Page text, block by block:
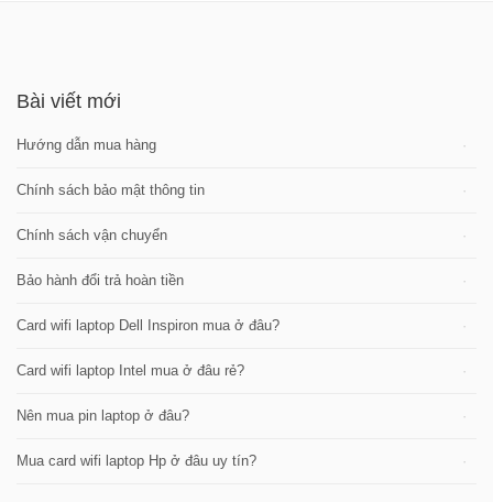
Bài viết mới
Hướng dẫn mua hàng
Chính sách bảo mật thông tin
Chính sách vận chuyển
Bảo hành đổi trả hoàn tiền
Card wifi laptop Dell Inspiron mua ở đâu?
Card wifi laptop Intel mua ở đâu rẻ?
Nên mua pin laptop ở đâu?
Mua card wifi laptop Hp ở đâu uy tín?